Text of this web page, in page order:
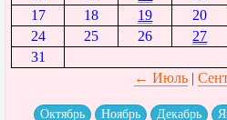
17
18 19 20
24
25 26 27
31
← Июль|
Октябрь Ноябрь Декабрь